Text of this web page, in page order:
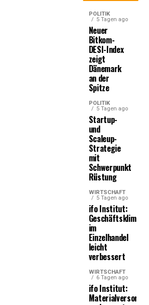
POLITIK
5 Tagen ago
Neuer
Bitkom-
DESI-Index
zeigt
Dänemark
an der
Spitze
POLITIK
5 Tagen ago
Startup-
und
Scaleup-
Strategie
mit
Schwerpunkt
Rüstung
WIRTSCHAFT
5 Tagen ago
ifo Institut:
Geschäftsklima
im
Einzelhandel
leicht
verbessert
WIRTSCHAFT
6 Tagen ago
ifo Institut:
Materialversorgung